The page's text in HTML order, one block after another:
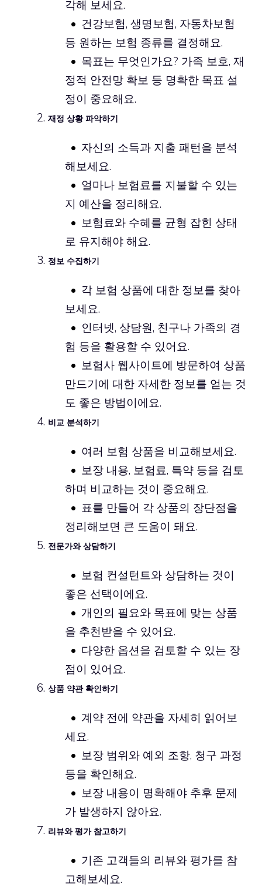
각해 보세요.
건강보험, 생명보험, 자동차보험
등 원하는 보험 종류를 결정해요.
목표는 무엇인가요? 가족 보호, 재
정적 안전망 확보 등 명확한 목표 설
정이 중요해요.
재정 상황 파악하기
자신의 소득과 지출 패턴을 분석
해보세요.
얼마나 보험료를 지불할 수 있는
지 예산을 정리해요.
보험료와 수혜를 균형 잡힌 상태
로 유지해야 해요.
정보 수집하기
각 보험 상품에 대한 정보를 찾아
보세요.
인터넷, 상담원, 친구나 가족의 경
험 등을 활용할 수 있어요.
보험사 웹사이트에 방문하여 상품
만드기에 대한 자세한 정보를 얻는 것
도 좋은 방법이에요.
비교 분석하기
여러 보험 상품을 비교해보세요.
보장 내용, 보험료, 특약 등을 검토
하며 비교하는 것이 중요해요.
표를 만들어 각 상품의 장단점을
정리해보면 큰 도움이 돼요.
전문가와 상담하기
보험 컨설턴트와 상담하는 것이
좋은 선택이에요.
개인의 필요와 목표에 맞는 상품
을 추천받을 수 있어요.
다양한 옵션을 검토할 수 있는 장
점이 있어요.
상품 약관 확인하기
계약 전에 약관을 자세히 읽어보
세요.
보장 범위와 예외 조항, 청구 과정
등을 확인해요.
보장 내용이 명확해야 추후 문제
가 발생하지 않아요.
리뷰와 평가 참고하기
기존 고객들의 리뷰와 평가를 참
고해보세요.